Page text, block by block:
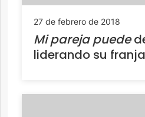
27 de febrero de 2018
Mi pareja puede
liderando su